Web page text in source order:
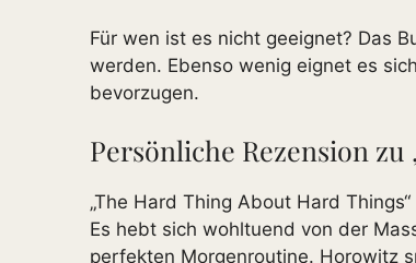
Für wen ist es nicht geeignet? Das
werden. Ebenso wenig eignet es
bevorzugen.
Persönliche Rezension
„The Hard Thing About Hard
Es hebt sich wohltuend von der
perfekten Morgenroutine. Horowitz